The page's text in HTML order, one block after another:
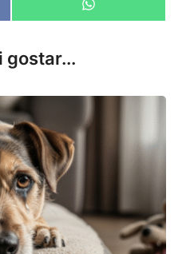
Share
on
W
h
gostar...